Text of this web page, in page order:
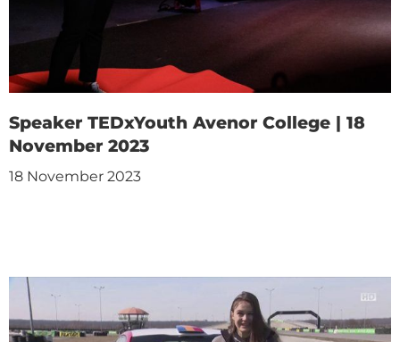
Speaker TEDxYouth Avenor College | 18
November 2023
18 November 2023